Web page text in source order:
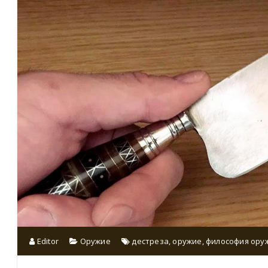
Editor Оружие дестреза,оружие,философия